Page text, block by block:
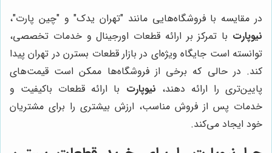
در مقایسه با فروشگاه‌هایی مانند "تهران یدک" و "چین پارت"،
نیوپارت با تمرکز بر ارائه قطعات اورجینال و خدمات تخصصی،
توانسته است جایگاه ویژه‌ای در بازار قطعات بسترن در تهران پیدا
کند. در حالی که برخی از فروشگاه‌ها ممکن است قیمت‌های
پایین‌تری را ارائه دهند، نیوپارت با ارائه قطعات باکیفیت و
خدمات پس از فروش مناسب، ارزش بیشتری را برای مشتریان
خود ایجاد می‌کند.